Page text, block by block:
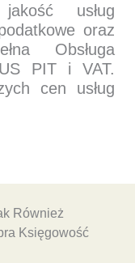
usług
oraz
Obsługa
PIT i VAT.
cen usług
Również
Księgowość